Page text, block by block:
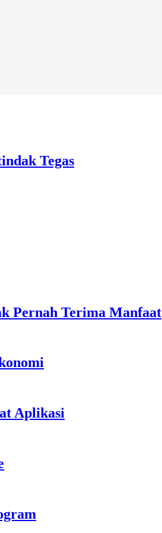
Tegas
Pernah Terima Manfaat
Aplikasi